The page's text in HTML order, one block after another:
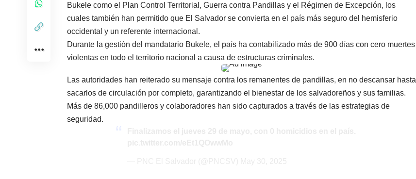
Bukele como el Plan Control Territorial, Guerra contra Pandillas y el Régimen de Excepción, los
cuales también han permitido que El Salvador se convierta en el país más seguro del hemisferio
occidental y un referente internacional.
Durante la gestión del mandatario Bukele, el país ha contabilizado más de 900 días con cero muertes
violentas en todo el territorio nacional a causa de estructuras criminales.
Las autoridades han reiterado su mensaje contra los remanentes de pandillas, en no descansar hasta
sacarlos de circulación por completo, garantizando el bienestar de los salvadoreños y sus familias.
Más de 86,000 pandilleros y colaboradores han sido capturados a través de las estrategias de
seguridad.